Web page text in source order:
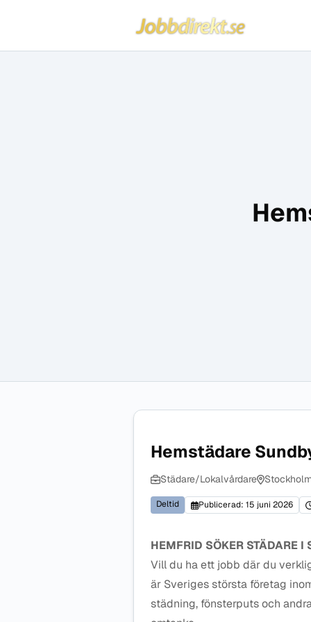
Hoppa till innehåll
Jobbdirekt
Hemstädare
Städare/Lokalvårdare
Deltid Publicerad: 15 juni 2026
HEMFRID SÖKER STÄDARE I
Vill du ha ett jobb där du
är Sveriges största företag
städning, fönsterputs och